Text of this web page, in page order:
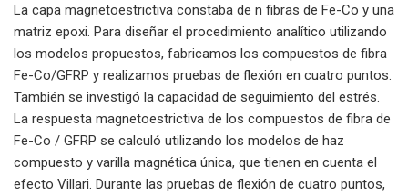
La capa magnetoestrictiva constaba de n fibras de Fe-Co y una
matriz epoxi. Para diseñar el procedimiento analítico utilizando
los modelos propuestos, fabricamos los compuestos de fibra
Fe-Co/GFRP y realizamos pruebas de flexión en cuatro puntos.
También se investigó la capacidad de seguimiento del estrés.
La respuesta magnetoestrictiva de los compuestos de fibra de
Fe-Co / GFRP se calculó utilizando los modelos de haz
compuesto y varilla magnética única, que tienen en cuenta el
efecto Villari. Durante las pruebas de flexión de cuatro puntos,